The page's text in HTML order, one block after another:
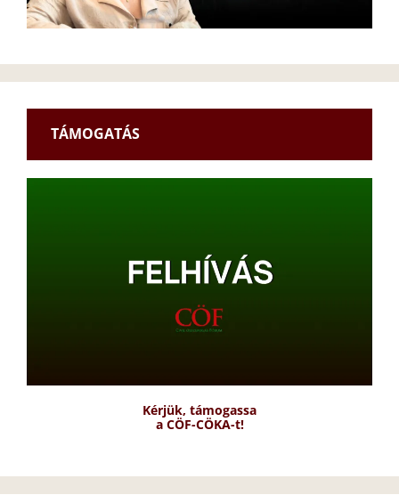
TÁMOGATÁS
Kérjük, támogassa
a CÖF-CÖKA-t!